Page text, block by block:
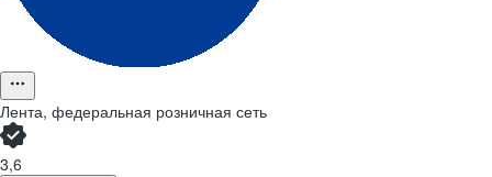
Лента, федеральная розничная сеть
3,6